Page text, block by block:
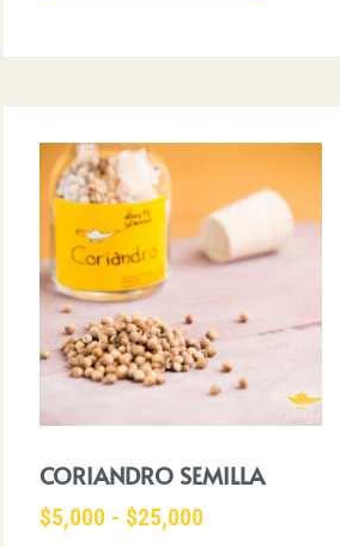
CORIANDRO SEMILLA
$5,000 - $25,000